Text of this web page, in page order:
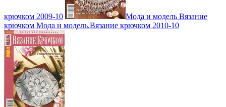
крючком 2009-10
Мода и модель Вязание
крючком Мода и модель.Вязание крючком 2010-10